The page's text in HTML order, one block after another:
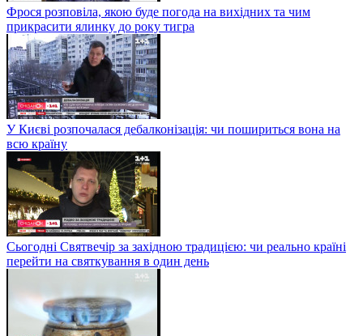
Фрося розповіла, якою буде погода на вихідних та чим
прикрасити ялинку до року тигра
У Києві розпочалася дебалконізація: чи пошириться вона на
всю країну
Сьогодні Святвечір за західною традицією: чи реально країні
перейти на святкування в один день